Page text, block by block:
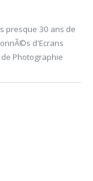
presque 30 ans de
d'Ecrans
Photographie